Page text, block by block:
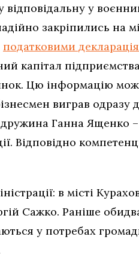
відповідальну у
закріпились на
податковими
капітал
Цю інформацію
виграв одразу
Ганна Ященко
Відповідно
в місті
Сажко. Раніше
у потребах